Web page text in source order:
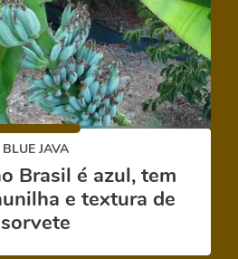
BLUE JAVA
Brasil é azul, tem
e textura de
sorvete